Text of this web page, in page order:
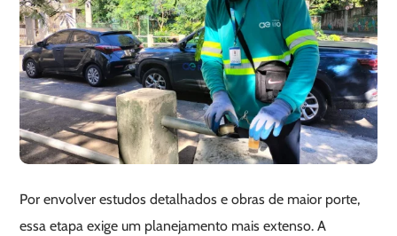
Por envolver estudos detalhados e obras de maior porte,
essa etapa exige um planejamento mais extenso. A